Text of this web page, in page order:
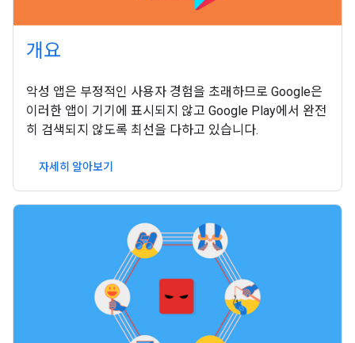
개요
악성 앱은 부정적인 사용자 경험을 초래하므로 Google은
이러한 앱이 기기에 표시되지 않고 Google Play에서 완전
히 검색되지 않도록 최선을 다하고 있습니다.
자세히 알아보기